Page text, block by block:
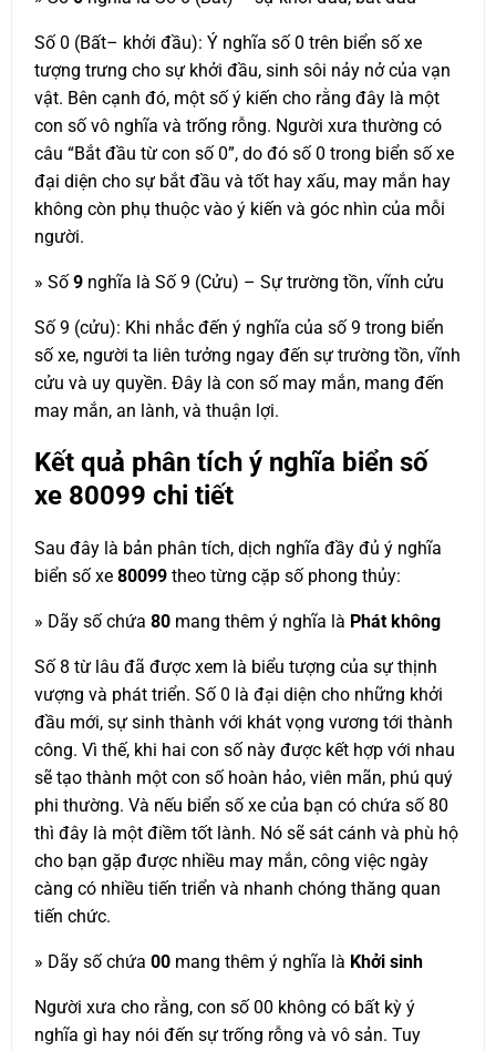
Số 0 (Bất– khởi đầu): Ý nghĩa số 0 trên biển số xe
tượng trưng cho sự khởi đầu, sinh sôi nảy nở của vạn
vật. Bên cạnh đó, một số ý kiến cho rằng đây là một
con số vô nghĩa và trống rỗng. Người xưa thường có
câu “Bắt đầu từ con số 0”, do đó số 0 trong biển số xe
đại diện cho sự bắt đầu và tốt hay xấu, may mắn hay
không còn phụ thuộc vào ý kiến và góc nhìn của mỗi
người.
» Số9 nghĩa là Số 9 (Cửu) – Sự trường tồn, vĩnh cửu
Số 9 (cửu): Khi nhắc đến ý nghĩa của số 9 trong biển
số xe, người ta liên tưởng ngay đến sự trường tồn, vĩnh
cửu và uy quyền. Đây là con số may mắn, mang đến
may mắn, an lành, và thuận lợi.
Kết quả phân tích ý nghĩa biển số
xe 80099 chi tiết
Sau đây là bản phân tích, dịch nghĩa đầy đủ ý nghĩa
biển số xe 80099 theo từng cặp số phong thủy:
» Dãy số chứa 80 mang thêm ý nghĩa là Phát không
Số 8 từ lâu đã được xem là biểu tượng của sự thịnh
vượng và phát triển. Số 0 là đại diện cho những khởi
đầu mới, sự sinh thành với khát vọng vương tới thành
công. Vì thế, khi hai con số này được kết hợp với nhau
sẽ tạo thành một con số hoàn hảo, viên mãn, phú quý
phi thường. Và nếu biển số xe của bạn có chứa số 80
thì đây là một điềm tốt lành. Nó sẽ sát cánh và phù hộ
cho bạn gặp được nhiều may mắn, công việc ngày
càng có nhiều tiến triển và nhanh chóng thăng quan
tiến chức.
» Dãy số chứa 00 mang thêm ý nghĩa là Khởi sinh
Người xưa cho rằng, con số 00 không có bất kỳ ý
nghĩa gì hay nói đến sự trống rỗng và vô sản. Tuy